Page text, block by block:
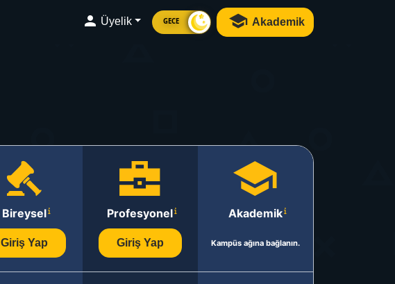
Üyelik GECE Akademik
Bireysel
Giriş Yap
Profesyonel
Giriş Yap
Akademik
Kampüs ağına bağlanın.